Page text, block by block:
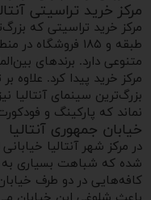
مرکز خرید تراسیتی
طبقه و ۱۸۵
متنوعی دارد. برندهای
مرکز خرید پیدا کرد. علاوه
بزرگ‌ترین سینمای آنتالیا
نماند که پارکینگ و
خیابان جمهوری آنتالیا
در مرکز شهر آنتالیا
شده که شباهت بسیاری به
کافه‌هایی در دو طرف